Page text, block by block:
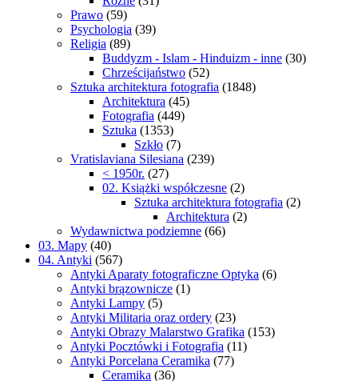
Prawo (59)
Psychologia (39)
Religia (89)
Buddyzm - Islam - Hinduizm - inne (30)
Chrześcijaństwo (52)
Sztuka architektura fotografia (1848)
Architektura (45)
Fotografia (449)
Sztuka (1353)
Szkło (7)
Vratislaviana Silesiana (239)
< 1950r. (27)
02. Książki współczesne (2)
Sztuka architektura fotografia (2)
Architektura (2)
Wydawnictwa podziemne (66)
03. Mapy (40)
04. Antyki (567)
Antyki Aparaty fotograficzne Optyka (6)
Antyki brązownicze (1)
Antyki Lampy (5)
Antyki Militaria oraz ordery (23)
Antyki Obrazy Malarstwo Grafika (153)
Antyki Pocztówki i Fotografia (11)
Antyki Porcelana Ceramika (77)
Ceramika (36)